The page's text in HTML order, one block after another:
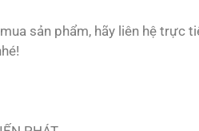
sản phẩm, hãy liên hệ trực